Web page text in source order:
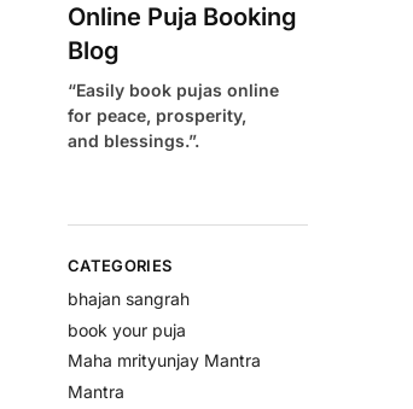
Online Puja Booking
Blog
“Easily book pujas online
for peace, prosperity,
and blessings.”.
CATEGORIES
bhajan sangrah
book your puja
Maha mrityunjay Mantra
Mantra